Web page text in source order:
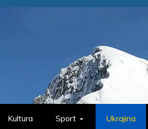
Kultura Sport Ukrajina